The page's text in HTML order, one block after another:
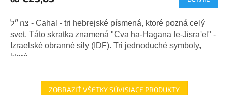
5,0
z
5
hviezdičiek.
צה״ל - Cahal - tri hebrejské písmená, ktoré pozná celý
svet. Táto skratka znamená "Cva ha-Hagana le-Jisra'el" -
Izraelské obranné sily (IDF). Tri jednoduché symboly,
ktoré...
ZOBRAZIŤ VŠETKY SÚVISIACE PRODUKTY